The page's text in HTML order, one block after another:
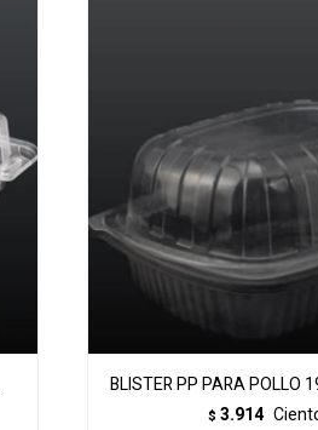
BLISTER PP PARA POLLO
$ 3.914